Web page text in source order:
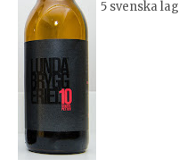
5 svenska